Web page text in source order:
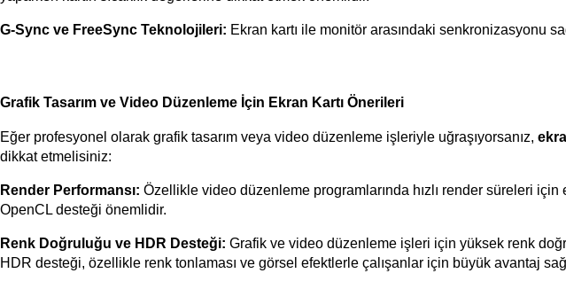
G-Sync ve FreeSync Teknolojileri: Ekran kartı ile monitör arasındaki senkronizasyonu
Grafik Tasarım ve Video Düzenleme İçin Ekran Kartı Önerileri
Eğer profesyonel olarak grafik tasarım veya video düzenleme işleriyle uğraşıyorsanız,
dikkat etmelisiniz:
Render Performansı: Özellikle video düzenleme programlarında hızlı render süreleri için
OpenCL desteği önemlidir.
Renk Doğruluğu ve HDR Desteği: Grafik ve video düzenleme işleri için yüksek renk
HDR desteği, özellikle renk tonlaması ve görsel efektlerle çalışanlar için büyük avantaj